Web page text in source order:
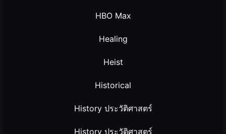
HBO Max
Healing
Heist
Historical
History ประวัติศาสตร์
History ประวัติศาสตร์